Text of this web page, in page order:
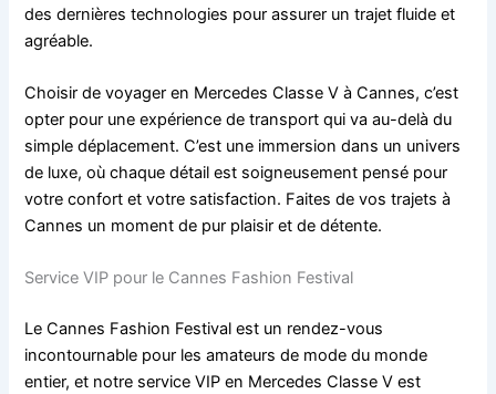
des dernières technologies pour assurer un trajet fluide et
agréable.
Choisir de voyager en Mercedes Classe V à Cannes, c’est
opter pour une expérience de transport qui va au-delà du
simple déplacement. C’est une immersion dans un univers
de luxe, où chaque détail est soigneusement pensé pour
votre confort et votre satisfaction. Faites de vos trajets à
Cannes un moment de pur plaisir et de détente.
Service VIP pour le Cannes Fashion Festival
Le Cannes Fashion Festival est un rendez-vous
incontournable pour les amateurs de mode du monde
entier, et notre service VIP en Mercedes Classe V est